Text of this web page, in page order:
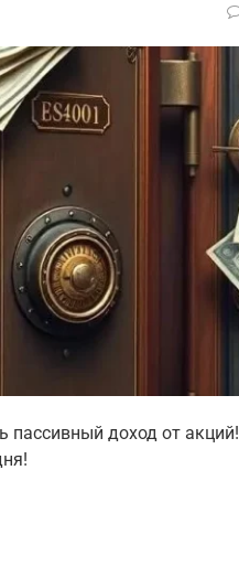
пассивный доход от акций!